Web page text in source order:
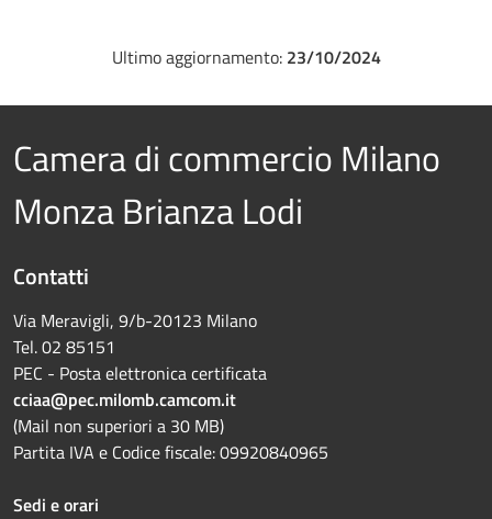
Ultimo aggiornamento: 23/10/2024
Camera di commercio Milano
Monza Brianza Lodi
Contatti
Via Meravigli, 9/b-20123 Milano
Tel. 02 85151
PEC - Posta elettronica certificata
cciaa@pec.milomb.camcom.it
(Mail non superiori a 30 MB)
Partita IVA e Codice fiscale: 09920840965
Sedi e orari